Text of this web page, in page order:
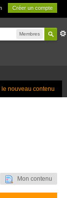
Créer un compte
Membres
le nouveau contenu
Mon contenu